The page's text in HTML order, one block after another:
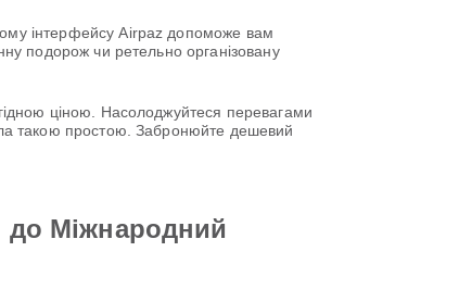
інтерфейсу Airpaz допоможе вам
подорож чи ретельно організовану
ціною. Насолоджуйтеся перевагами
такою простою. Забронюйте дешевий
до Міжнародний